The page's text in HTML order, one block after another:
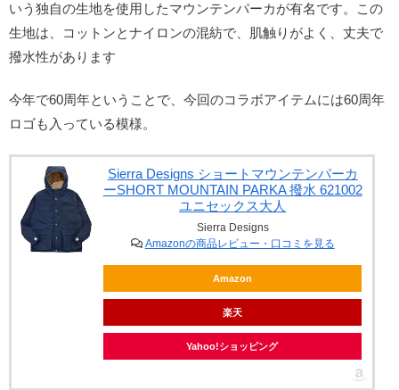
いう独自の生地を使用したマウンテンパーカが有名です。この
生地は、コットンとナイロンの混紡で、肌触りがよく、丈夫で
撥水性があります
今年で60周年ということで、今回のコラボアイテムには60周年
ロゴも入っている模様。
Sierra Designs ショートマウンテンパーカ
ーSHORT MOUNTAIN PARKA 撥水 621002
ユニセックス大人
Sierra Designs
Amazonの商品レビュー・口コミを見る
Amazon
楽天
Yahoo!ショッピング